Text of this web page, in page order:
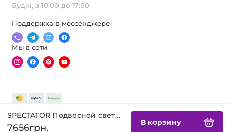
SPECTATOR Подвесной светильник
7656грн.
В корзину
Будні, з 10:00 до 17:00
Поддержка в мессенджере
Мы в сети